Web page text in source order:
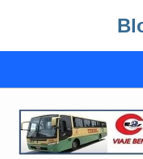
o